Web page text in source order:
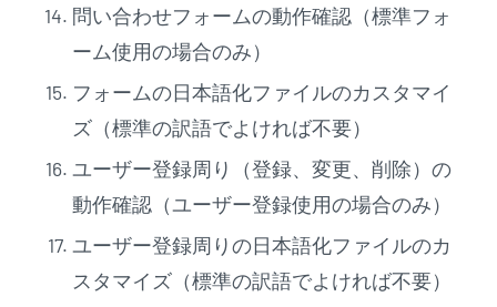
問い合わせフォームの動作確認（標準フォ
ーム使用の場合のみ）
フォームの日本語化ファイルのカスタマイ
ズ（標準の訳語でよければ不要）
ユーザー登録周り（登録、変更、削除）の
動作確認（ユーザー登録使用の場合のみ）
ユーザー登録周りの日本語化ファイルのカ
スタマイズ（標準の訳語でよければ不要）